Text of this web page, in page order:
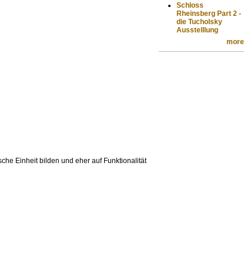
Einheit bilden und eher auf Funktionalität
Schloss
Rheinsberg Part 2 -
die Tucholsky
Ausstelllung
more